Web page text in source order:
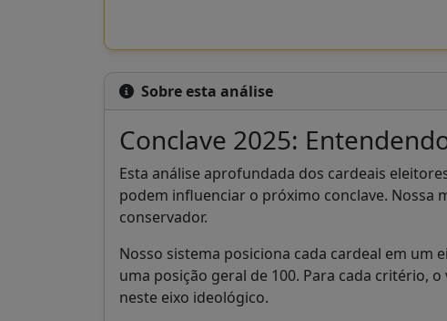
Sobre esta análise
Conclave 2025:
Esta análise aprofundada dos cardeais
podem influenciar o próximo conclave.
conservador.
Nosso sistema posiciona cada cardeal em
uma posição geral de 100. Para cada critério,
neste eixo ideológico.